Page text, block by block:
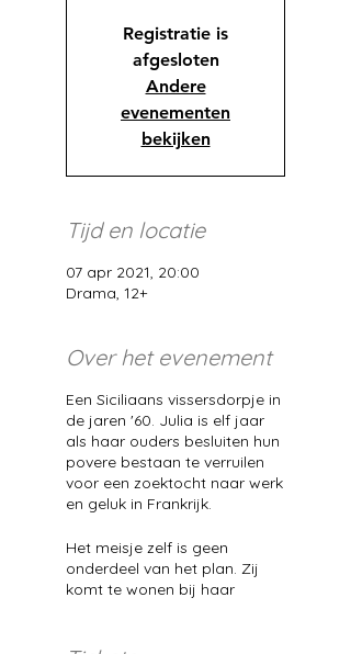
Registratie is
afgesloten
Andere
evenementen
bekijken
Tijd en locatie
07 apr 2021, 20:00
Drama, 12+
Over het evenement
Een Siciliaans vissersdorpje in
de jaren '60. Julia is elf jaar
als haar ouders besluiten hun
povere bestaan te verruilen
voor een zoektocht naar werk
en geluk in Frankrijk.
Het meisje zelf is geen
onderdeel van het plan. Zij
komt te wonen bij haar